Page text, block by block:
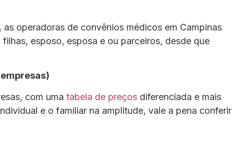
operadoras de convênios médicos em Campinas
esposo, esposa e ou parceiros, desde que
com uma tabela de preços diferenciada e mais
e o familiar na amplitude, vale a pena conferir